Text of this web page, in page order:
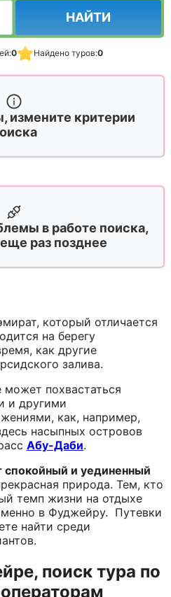
НАЙТИ
0 Найдено туров:0
измените критерии
в работе поиска,
раз позднее
который отличается
на берегу
как другие
залива.
похвастаться
и другими
как, например,
насыпных островов
Абу-Даби.
и уединенный
природа. Тем, кто
темп жизни на отдыхе
в Фуджейру. Путевки
найти среди
поиск тура по